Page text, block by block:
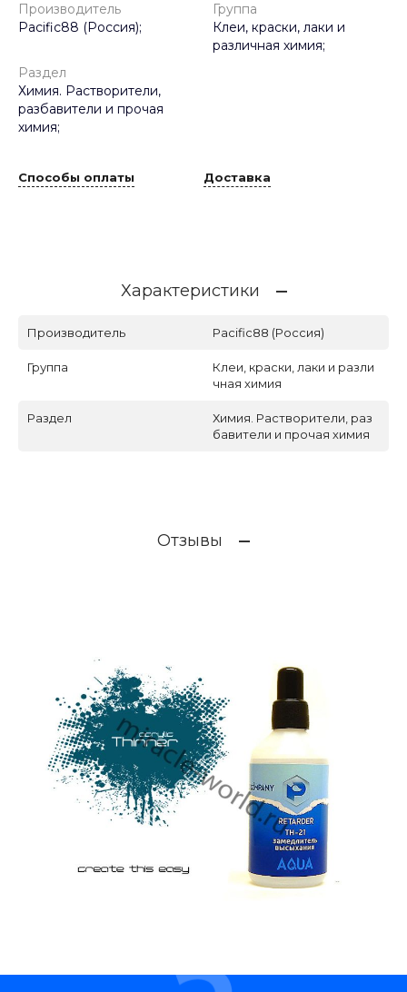
Производитель
Pacific88 (Россия);
Группа
Клеи, краски, лаки и
различная химия;
Раздел
Химия. Растворители,
разбавители и прочая
химия;
Способы оплаты Доставка
Характеристики
Производитель Pacific88 (Россия)
Группа
Клеи, краски, лаки и разли
чная химия
Раздел
Химия. Растворители, раз
бавители и прочая химия
Отзывы